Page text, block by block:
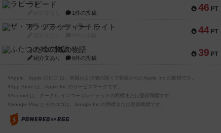
46 PT
ラピード
1件の投稿
44 PT
ザ・フラッフィー・ライト
39 PT
ふたつの城の物語
紹介文あり 6件の投稿
※Apple、Apple のロゴ は、米国および他の国々で登録されたApple Inc.の商標です。
※App Store は、Apple Inc.のサービスマークです。
※Android は、グーグル インコーポレイテッドの商標または登録商標です。
※Google Play とそのロゴは、Google Inc.の商標または登録商標です。